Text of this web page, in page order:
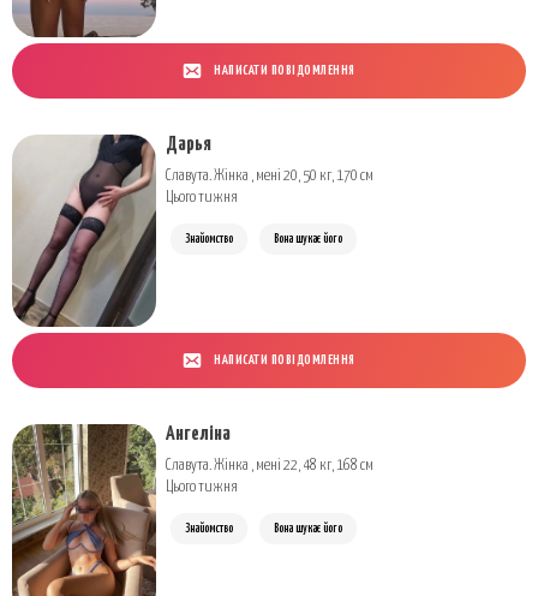
НАПИСАТИ ПОВІДОМЛЕННЯ
Дарья
Славута. Жінка , мені 20, 50 кг, 170 см
Цього тижня
Знайомство Вона шукає його
НАПИСАТИ ПОВІДОМЛЕННЯ
Ангеліна
Славута. Жінка , мені 22, 48 кг, 168 см
Цього тижня
Знайомство Вона шукає його